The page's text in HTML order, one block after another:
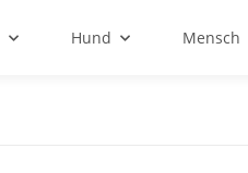
Hund Mensch